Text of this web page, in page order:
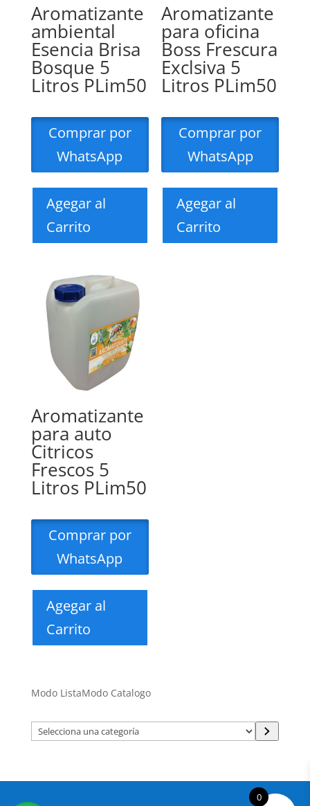
Aromatizante
ambiental
Esencia Brisa
Bosque 5
Litros PLim50
Comprar por
WhatsApp
Agegar al
Carrito
Aromatizante
para oficina
Boss Frescura
Exclsiva 5
Litros PLim50
Comprar por
WhatsApp
Agegar al
Carrito
Aromatizante
para auto
Citricos
Frescos 5
Litros PLim50
Comprar por
WhatsApp
Agegar al
Carrito
Modo ListaModo Catalogo
Selecciona
una
0